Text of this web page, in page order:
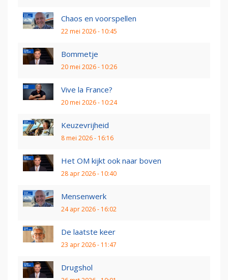
Chaos en voorspellen
22 mei 2026 - 10:45
Bommetje
20 mei 2026 - 10:26
Vive la France?
20 mei 2026 - 10:24
Keuzevrijheid
8 mei 2026 - 16:16
Het OM kijkt ook naar boven
28 apr 2026 - 10:40
Mensenwerk
24 apr 2026 - 16:02
De laatste keer
23 apr 2026 - 11:47
Drugshol